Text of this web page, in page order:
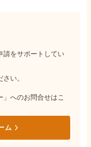
請をサポートしてい
い。
」へのお問合せはこ
ム